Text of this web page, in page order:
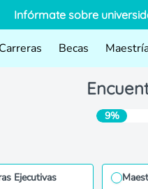
Infórmate sobre
Carreras Becas
9%
Ejecutivas